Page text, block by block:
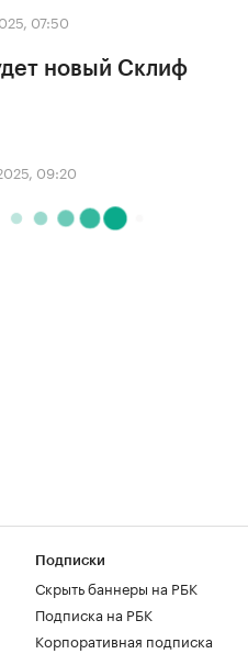
07:50
новый Склиф
09:20
Подписки
Скрыть баннеры на РБК
Подписка на РБК
Корпоративная подписка